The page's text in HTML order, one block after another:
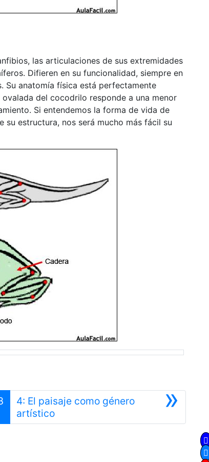
las articulaciones de sus extremidades
Difieren en su funcionalidad, siempre en
Su anatomía física está perfectamente
del cocodrilo responde a una menor
Si entendemos la forma de vida de
estructura, nos será mucho más fácil su
»
4: El paisaje como género
artísticoSiguiente